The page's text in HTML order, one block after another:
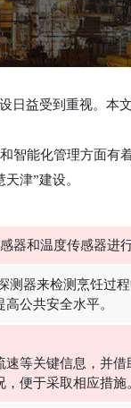
日益受到重视。
智能化管理方面有
津”建设。
器和温度传感器进
测器来检测烹饪过
公共安全水平。
等关键信息，并
便于采取相应措施